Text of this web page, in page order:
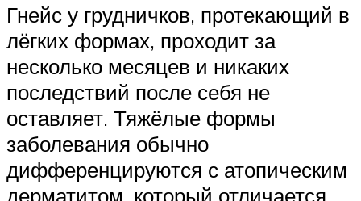
Гнейс у грудничков, протекающий в
лёгких формах, проходит за
несколько месяцев и никаких
последствий после себя не
оставляет. Тяжёлые формы
заболевания обычно
дифференцируются с атопическим
дерматитом, который отличается